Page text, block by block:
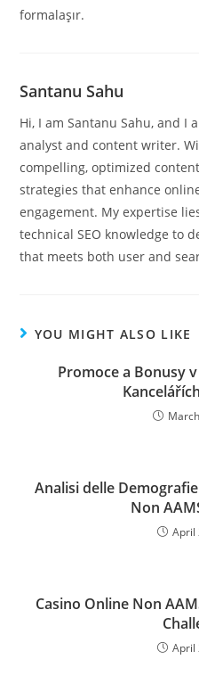
formalaşır.
Santanu Sahu
Hi, I am Santanu Sahu, and I
analyst and content writer.
compelling, optimized
strategies that enhance
engagement. My expertise
technical SEO knowledge to
that meets both user and
YOU MIGHT ALSO LIKE
Promoce a Bonusy
Analisi delle
Non
April
Casino Online Non
April